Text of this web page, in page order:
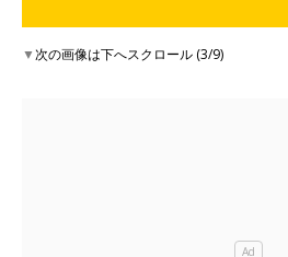
▼次の画像は下へスクロール (3/9)